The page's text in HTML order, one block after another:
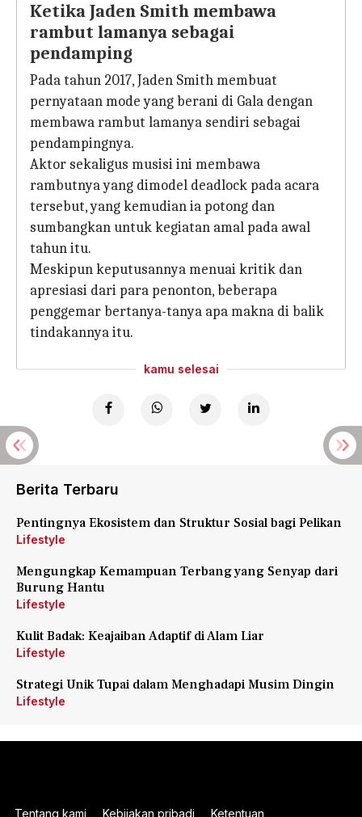
Ketika Jaden Smith membawa
rambut lamanya sebagai
pendamping
Pada tahun 2017, Jaden Smith membuat
pernyataan mode yang berani di Gala dengan
membawa rambut lamanya sendiri sebagai
pendampingnya.
Aktor sekaligus musisi ini membawa
rambutnya yang dimodel deadlock pada acara
tersebut, yang kemudian ia potong dan
sumbangkan untuk kegiatan amal pada awal
tahun itu.
Meskipun keputusannya menuai kritik dan
apresiasi dari para penonton, beberapa
penggemar bertanya-tanya apa makna di balik
tindakannya itu.
kamu selesai
Berita Terbaru
Pentingnya Ekosistem dan Struktur Sosial bagi Pelikan
Lifestyle
Mengungkap Kemampuan Terbang yang Senyap dari
Burung Hantu
Lifestyle
Kulit Badak: Keajaiban Adaptif di Alam Liar
Lifestyle
Strategi Unik Tupai dalam Menghadapi Musim Dingin
Lifestyle
Tentang kami Kebijakan pribadi Ketentuan